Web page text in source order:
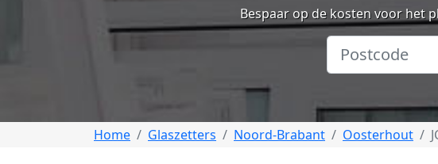
Bespaar op de kosten voor het
Home Glaszetters Noord-Brabant Oosterhout